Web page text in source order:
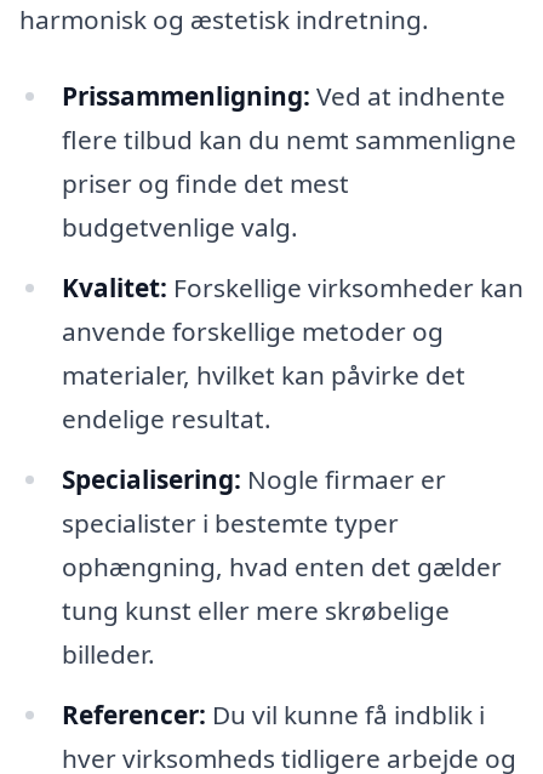
harmonisk og æstetisk indretning.
Prissammenligning: Ved at indhente
flere tilbud kan du nemt sammenligne
priser og finde det mest
budgetvenlige valg.
Kvalitet: Forskellige virksomheder kan
anvende forskellige metoder og
materialer, hvilket kan påvirke det
endelige resultat.
Specialisering: Nogle firmaer er
specialister i bestemte typer
ophængning, hvad enten det gælder
tung kunst eller mere skrøbelige
billeder.
Referencer: Du vil kunne få indblik i
hver virksomheds tidligere arbejde og